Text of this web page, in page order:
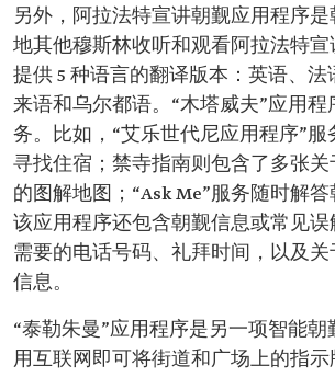
另外，阿拉法特宣讲朝觐应用程序
地其他穆斯林收听和观看阿拉法特宣
提供 5 种语言的翻译版本：英语、法
来语和乌尔都语。“木塔威夫”应用程
务。比如，“艾乐世代尼应用程序”
寻找住宿；禁寺指南则包含了多张
的图解地图；“Ask Me”服务随时解答
该应用程序还包含朝觐信息或常见
需要的电话号码、礼拜时间，以及
信息。
“泰勒朱曼”应用程序是另一项智能
用互联网即可将街道和广场上的指